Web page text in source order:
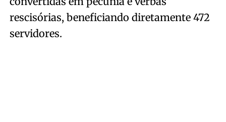
rescisórias, beneficiando diretamente 472
servidores.